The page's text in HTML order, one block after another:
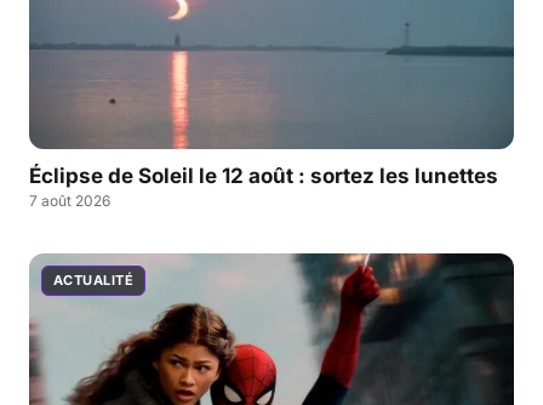
Éclipse de Soleil le 12 août : sortez les lunettes
7 août 2026
ACTUALITÉ